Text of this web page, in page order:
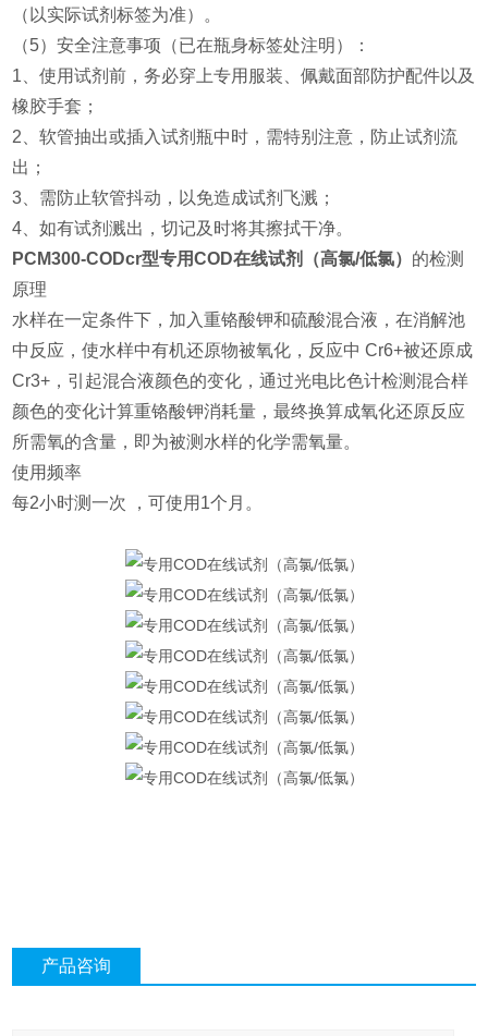
（以实际试剂标签为准）。
（5）安全注意事项（已在瓶身标签处注明）：
1、使用试剂前，务必穿上专用服装、佩戴面部防护配件以及
橡胶手套；
2、软管抽出或插入试剂瓶中时，需特别注意，防止试剂流
出；
3、需防止软管抖动，以免造成试剂飞溅；
4、如有试剂溅出，切记及时将其擦拭干净。
PCM300-CODcr型专用COD在线试剂（高氯/低氯） 的检测
原理
水样在一定条件下，加入重铬酸钾和硫酸混合液，在消解池
中反应，使水样中有机还原物被氧化，反应中 Cr6+被还原成
Cr3+，引起混合液颜色的变化，通过光电比色计检测混合样
颜色的变化计算重铬酸钾消耗量，最终换算成氧化还原反应
所需氧的含量，即为被测水样的化学需氧量。
使用频率
每2小时测一次 ，可使用1个月。
产品咨询